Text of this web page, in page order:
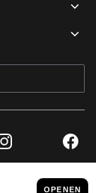
VOORBEHOUDEN
GEGEVENS